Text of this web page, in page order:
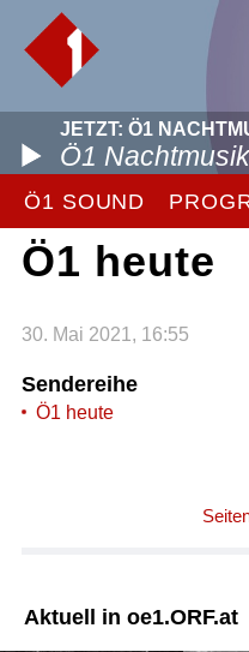
JETZT: Ö1
Ö1 Nachtmusik
Ö1 SOUND
Ö1 heute
30. Mai 2021, 16:55
Sendereihe
Ö1 heute
Aktuell in oe1.ORF.at